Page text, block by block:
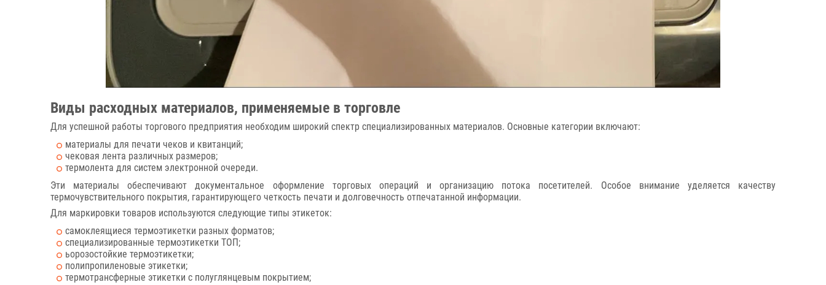
Виды расходных материалов, применяемые в торговле
Для успешной работы торгового предприятия необходим широкий спектр специализированных материалов. Основные категории включают:
материалы для печати чеков и квитанций;
чековая лента различных размеров;
термолента для систем электронной очереди.
Эти материалы обеспечивают документальное оформление торговых операций и организацию потока посетителей. Особое внимание уделяется качеству
термочувствительного покрытия, гарантирующего четкость печати и долговечность отпечатанной информации.
Для маркировки товаров используются следующие типы этикеток:
самоклеящиеся термоэтикетки разных форматов;
специализированные термоэтикетки ТОП;
ьорозостойкие термоэтикетки;
полипропиленовые этикетки;
термотрансферные этикетки с полуглянцевым покрытием;